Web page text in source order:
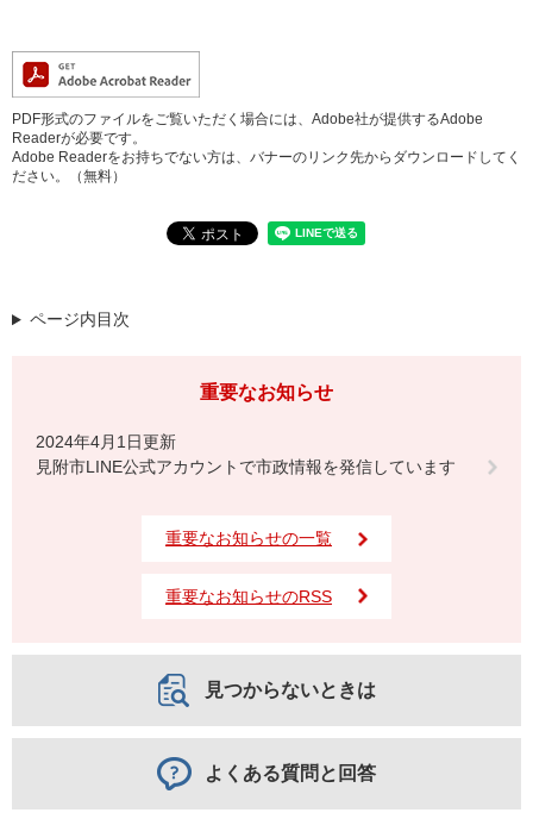
PDF形式のファイルをご覧いただく場合には、Adobe社が提供するAdobe
Readerが必要です。
Adobe Readerをお持ちでない方は、バナーのリンク先からダウンロードしてく
ださい。（無料）
ページ内目次
重要なお知らせ
2024年4月1日更新
見附市LINE公式アカウントで市政情報を発信しています
重要なお知らせの一覧
重要なお知らせのRSS
見つからないときは
よくある質問と回答